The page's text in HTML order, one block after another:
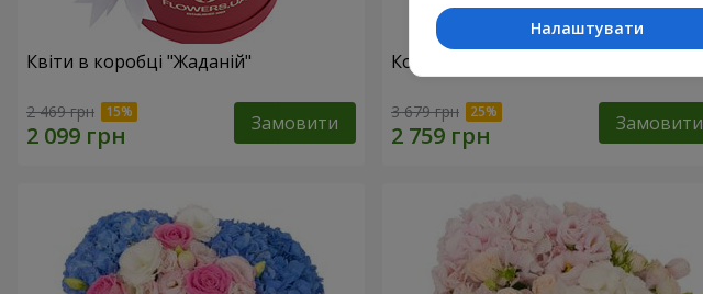
Квіти в коробці "Жаданій"
2 469 грн Замовити
Композиція "Lady in Red"
3 679 грн Замовити
Налаштувати